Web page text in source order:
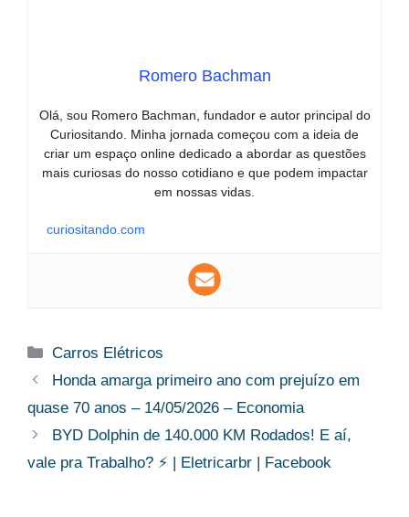
Romero Bachman
Olá, sou Romero Bachman, fundador e autor principal do
Curiositando. Minha jornada começou com a ideia de
criar um espaço online dedicado a abordar as questões
mais curiosas do nosso cotidiano e que podem impactar
em nossas vidas.
curiositando.com
Categorias
Carros Elétricos
Honda amarga primeiro ano com prejuízo em
quase 70 anos – 14/05/2026 – Economia
BYD Dolphin de 140.000 KM Rodados! E aí,
vale pra Trabalho? ⚡️ | Eletricarbr | Facebook